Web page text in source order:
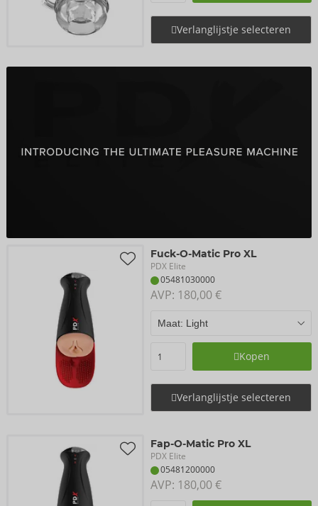
Verlanglijstje selecteren
Fuck-O-Matic Pro XL
PDX Elite
05481030000
AVP: 180,00 €
Kopen
Verlanglijstje selecteren
Fap-O-Matic Pro XL
PDX Elite
05481200000
AVP: 180,00 €